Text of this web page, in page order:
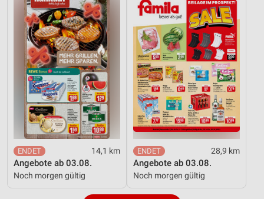
14,1 km
Angebote ab 03.08.
Noch morgen gültig
28,9 km
Angebote ab 03.08.
Noch morgen gültig